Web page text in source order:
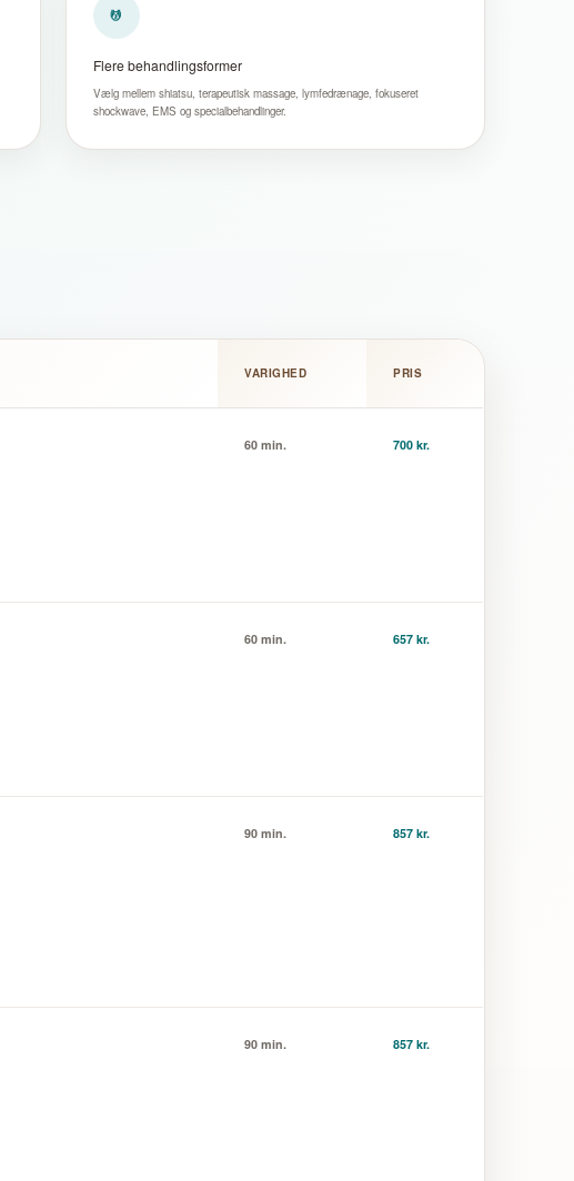
💆
Flere behandlingsformer
Vælg mellem shiatsu, terapeutisk massage, lymfedrænage, fokuseret
shockwave, EMS og specialbehandlinger.
VARIGHED PRIS
60 min. 700 kr.
60 min. 657 kr.
90 min. 857 kr.
90 min. 857 kr.